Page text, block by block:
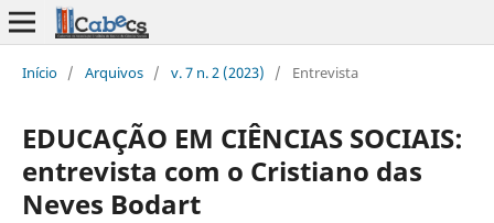
Início / Arquivos / v. 7 n. 2 (2023) / Entrevista
EDUCAÇÃO EM CIÊNCIAS SOCIAIS:
entrevista com o Cristiano das
Neves Bodart